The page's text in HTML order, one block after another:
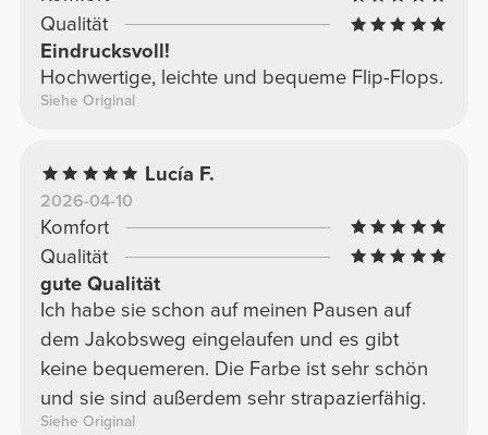
Qualität
Eindrucksvoll!
Hochwertige, leichte und bequeme Flip-Flops.
Siehe Original
Lucía F.
2026-04-10
Komfort
Qualität
gute Qualität
Ich habe sie schon auf meinen Pausen auf
dem Jakobsweg eingelaufen und es gibt
keine bequemeren. Die Farbe ist sehr schön
und sie sind außerdem sehr strapazierfähig.
Siehe Original